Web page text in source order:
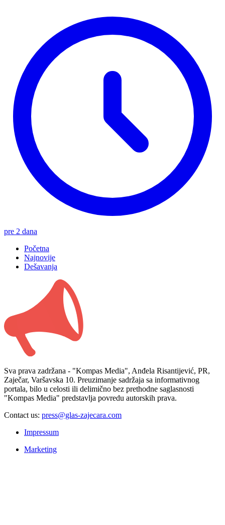
pre 2 dana
Početna
Najnovije
Dešavanja
Sva prava zadržana - "Kompas Media", Anđela Risantijević, PR,
Zaječar, Varšavska 10. Preuzimanje sadržaja sa informativnog
portala, bilo u celosti ili delimično bez prethodne saglasnosti
"Kompas Media" predstavlja povredu autorskih prava.
Contact us: press@glas-zajecara.com
Impressum
Marketing